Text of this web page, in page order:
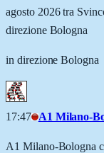
agosto 2026 tra
direzione Bologna
in direzione Bologna
17:47 A1 Milano-
A1 Milano-Bologna